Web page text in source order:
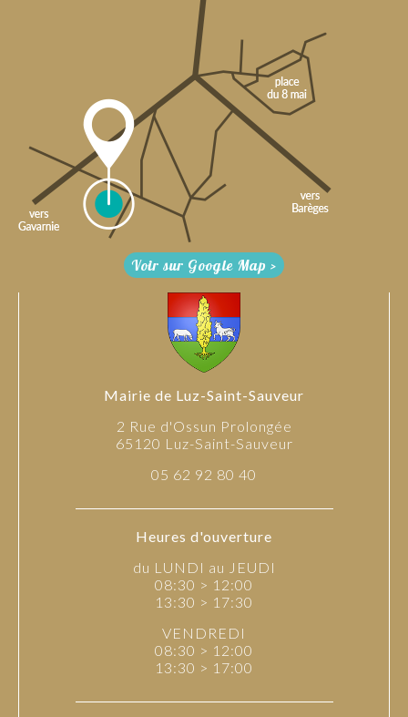
Voir sur Google Map >
Mairie de Luz-Saint-Sauveur
2 Rue d'Ossun Prolongée
65120 Luz-Saint-Sauveur
05 62 92 80 40
Heures d'ouverture
du LUNDI au JEUDI
08:30 > 12:00
13:30 > 17:30
VENDREDI
08:30 > 12:00
13:30 > 17:00